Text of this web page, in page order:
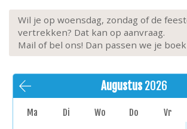
Wil je op woensdag, zondag of de
vertrekken? Dat kan op aanvraag.
Mail of bel ons! Dan passen we je
Augustus 2026
Ma Di Wo Do Vr